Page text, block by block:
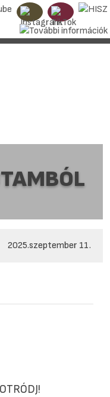
2025.szeptember 11.